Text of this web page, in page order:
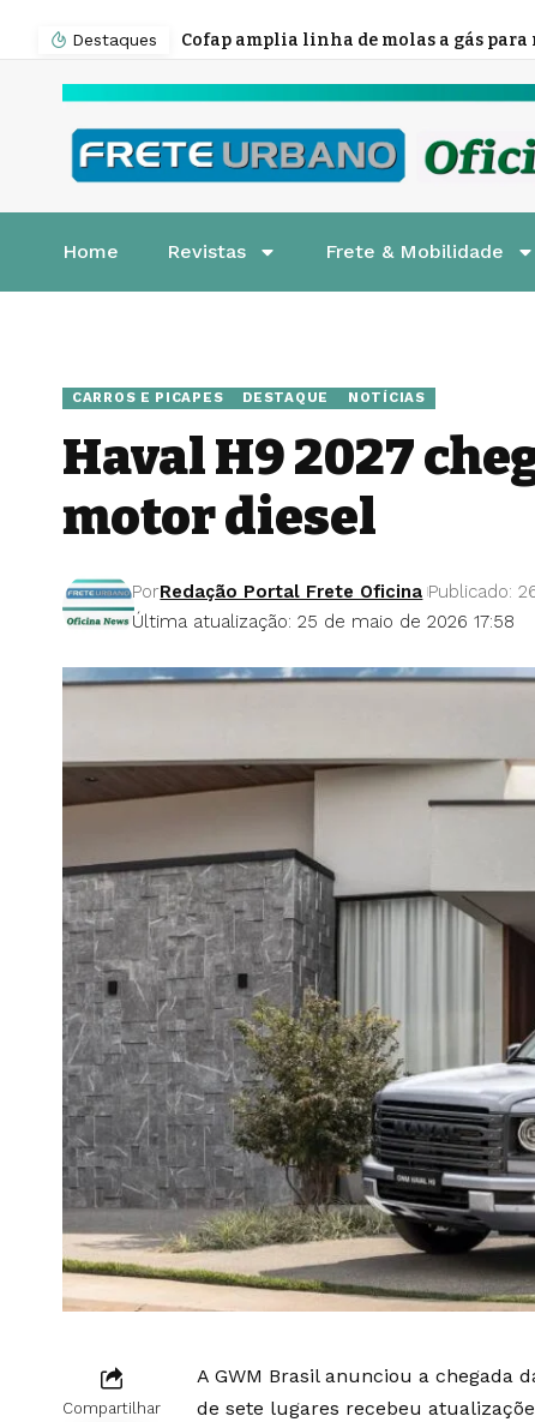
Destaques
Home Revistas Frete & Mobilidade
CARROS E PICAPES DESTAQUE NOTÍCIAS
Haval H9 2027
motor diesel
Última atualização: 25 de maio de 2026 17:58
PorRedação Portal Frete Oficina Publicado:
Compartilhar
A GWM Brasil anunciou a chegada
de sete lugares recebeu